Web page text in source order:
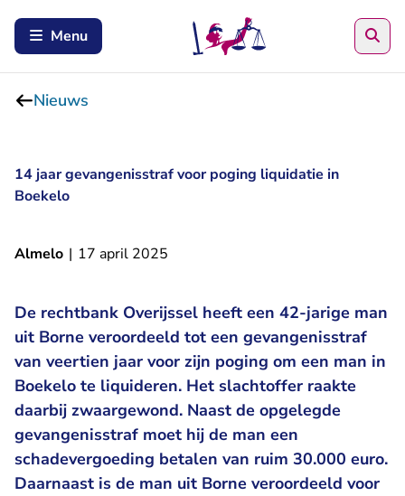
Menu
Nieuws
14 jaar gevangenisstraf voor poging liquidatie in
Boekelo
Almelo | 17 april 2025
De rechtbank Overijssel heeft een 42-jarige man
uit Borne veroordeeld tot een gevangenisstraf
van veertien jaar voor zijn poging om een man in
Boekelo te liquideren. Het slachtoffer raakte
daarbij zwaargewond. Naast de opgelegde
gevangenisstraf moet hij de man een
schadevergoeding betalen van ruim 30.000 euro.
Daarnaast is de man uit Borne veroordeeld voor